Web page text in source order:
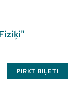
PIRKT BIĻETI